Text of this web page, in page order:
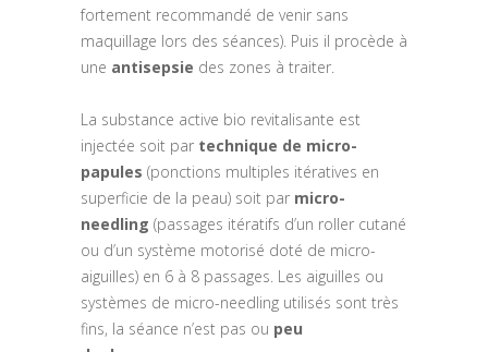
fortement recommandé de venir sans
maquillage lors des séances). Puis il procède à
une antisepsie des zones à traiter.
La substance active bio revitalisante est
injectée soit par technique de micro-
papules (ponctions multiples itératives en
superficie de la peau) soit par micro-
needling (passages itératifs d’un roller cutané
ou d’un système motorisé doté de micro-
aiguilles) en 6 à 8 passages. Les aiguilles ou
systèmes de micro-needling utilisés sont très
fins, la séance n’est pas ou peu